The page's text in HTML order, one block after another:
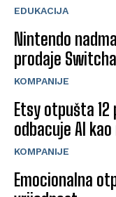
EDUKACIJA
Nintendo
prodaje
KOMPANIJE
Etsy otpušta
odbacuje AI
KOMPANIJE
Emocionalna